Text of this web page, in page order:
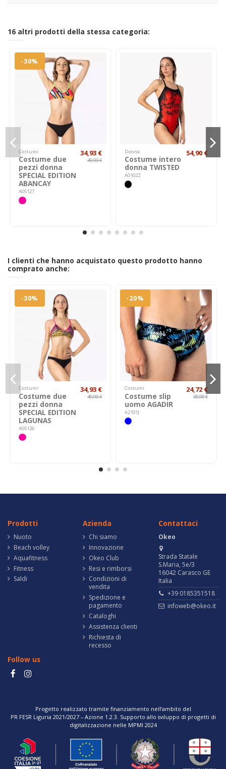
16 altri prodotti della stessa categoria:
-30%
Costumi
Costume due
pezzi donna
SPECIAL EDITION
ABANCAY
A05127
34,93 €
49,90 €
Donna
Costume intero
donna TWISTED
A0102Z
54,90 €
I clienti che hanno acquistato questo prodotto hanno
comprato anche:
-30%
Costumi
Costume due
pezzi donna
SPECIAL EDITION
LAGUNAS
A05126
34,93 €
49,90 €
-20%
Costumi
Costume slip
uomo AGADIR
A2101J
24,72 €
30,90 €
Prodotti
Nuoto
Beach volley
Aquafitness
Fitness
Saldi
Azienda
Chi siamo
Innovazione
Okeo Club
Resi e rimborsi
Condizioni di
vendita
Spedizione e
pagamento
Cataloghi
Assistenza clienti
Richiesta di
recesso
Contattaci
Okeo
Strada Statale
S.Maria, 5e/3
16042 Carasco GE
Italia
+39 0185351518
infoweb@okeo.it
Follow us
Progetto realizzato tramite finanziamento nell’ambito del
PR FESR Liguria 2021/2027 – Azione 1.2.3. Supporto allo sviluppo di progetti di
digitalizzazione nelle MPMI 2024